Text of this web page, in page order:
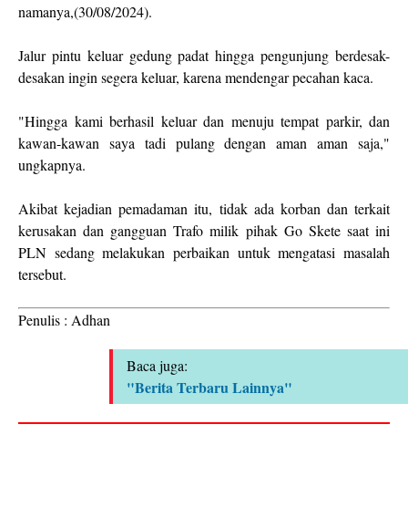
namanya,(30/08/2024).
Jalur pintu keluar gedung padat hingga pengunjung berdesak-
desakan ingin segera keluar, karena mendengar pecahan kaca.
"Hingga kami berhasil keluar dan menuju tempat parkir, dan
kawan-kawan saya tadi pulang dengan aman aman saja,"
ungkapnya.
Akibat kejadian pemadaman itu, tidak ada korban dan terkait
kerusakan dan gangguan Trafo milik pihak Go Skete saat ini
PLN sedang melakukan perbaikan untuk mengatasi masalah
tersebut.
Penulis : Adhan
Baca juga:
"Berita Terbaru Lainnya"